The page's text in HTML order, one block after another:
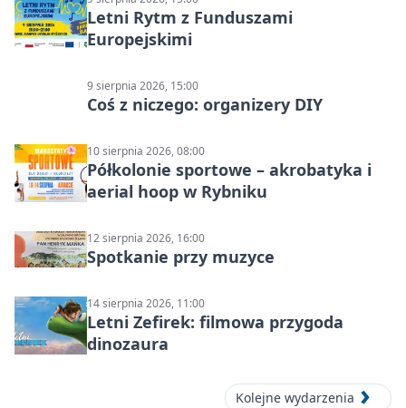
Letni Rytm z Funduszami
Europejskimi
9 sierpnia 2026, 15:00
Coś z niczego: organizery DIY
10 sierpnia 2026, 08:00
Półkolonie sportowe – akrobatyka i
aerial hoop w Rybniku
12 sierpnia 2026, 16:00
Spotkanie przy muzyce
14 sierpnia 2026, 11:00
Letni Zefirek: filmowa przygoda
dinozaura
Kolejne wydarzenia